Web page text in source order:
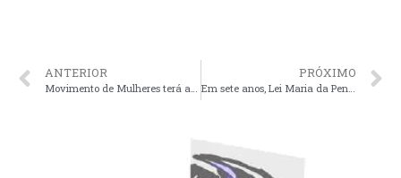
ANTERIOR
Movimento de Mulheres terá acesso a dados sobre Tráfico de Mulheres e Saúde
PRÓXIMO
Em sete anos, Lei Maria da Penha acumula 700 mil ações contra agressores